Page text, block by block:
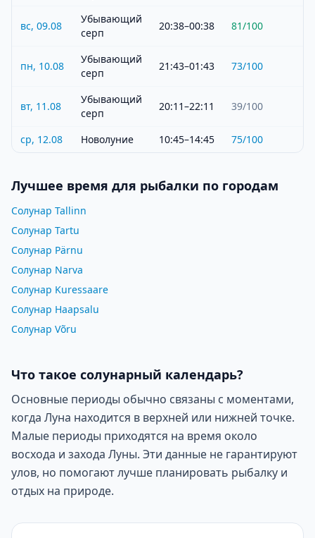
вс, 09.08
Убывающий
серп
20:38–00:38 81/100
пн, 10.08
Убывающий
серп
21:43–01:43 73/100
вт, 11.08
Убывающий
серп
20:11–22:11 39/100
ср, 12.08 Новолуние 10:45–14:45 75/100
Лучшее время для рыбалки по городам
Солунар Tallinn
Солунар Tartu
Солунар Pärnu
Солунар Narva
Солунар Kuressaare
Солунар Haapsalu
Солунар Võru
Что такое солунарный календарь?
Основные периоды обычно связаны с моментами,
когда Луна находится в верхней или нижней точке.
Малые периоды приходятся на время около
восхода и захода Луны. Эти данные не гарантируют
улов, но помогают лучше планировать рыбалку и
отдых на природе.